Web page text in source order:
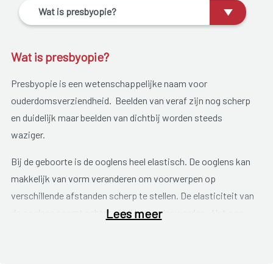
Wat is presbyopie?
Wat is presbyopie?
Presbyopie is een wetenschappelijke naam voor
ouderdomsverziendheid. Beelden van veraf zijn nog scherp
en duidelijk maar beelden van dichtbij worden steeds
waziger.
Bij de geboorte is de ooglens heel elastisch. De ooglens kan
makkelijk van vorm veranderen om voorwerpen op
verschillende afstanden scherp te stellen. De elasticiteit van
de ooglens neemt echter af bij het ouder worden. Het oog
Lees meer